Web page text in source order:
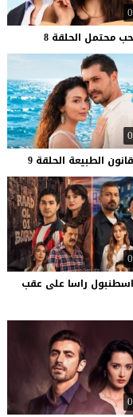
حب محتمل الحلقة 8
قانون الطبيعة الحلقة 9
راسا على عقب